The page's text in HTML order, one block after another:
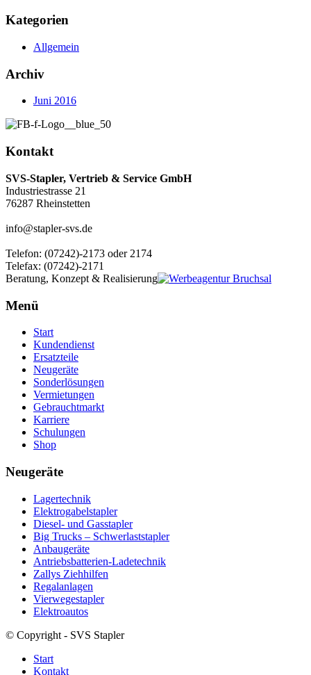
Kategorien
Allgemein
Archiv
Juni 2016
Kontakt
SVS-Stapler, Vertrieb & Service GmbH
Industriestrasse 21
76287 Rheinstetten
info@stapler-svs.de
Telefon: (07242)-2173 oder 2174
Telefax: (07242)-2171
Beratung, Konzept & Realisierung
Menü
Start
Kundendienst
Ersatzteile
Neugeräte
Sonderlösungen
Vermietungen
Gebrauchtmarkt
Karriere
Schulungen
Shop
Neugeräte
Lagertechnik
Elektrogabelstapler
Diesel- und Gasstapler
Big Trucks – Schwerlaststapler
Anbaugeräte
Antriebsbatterien-Ladetechnik
Zallys Ziehhilfen
Regalanlagen
Vierwegestapler
Elektroautos
© Copyright - SVS Stapler
Start
Kontakt